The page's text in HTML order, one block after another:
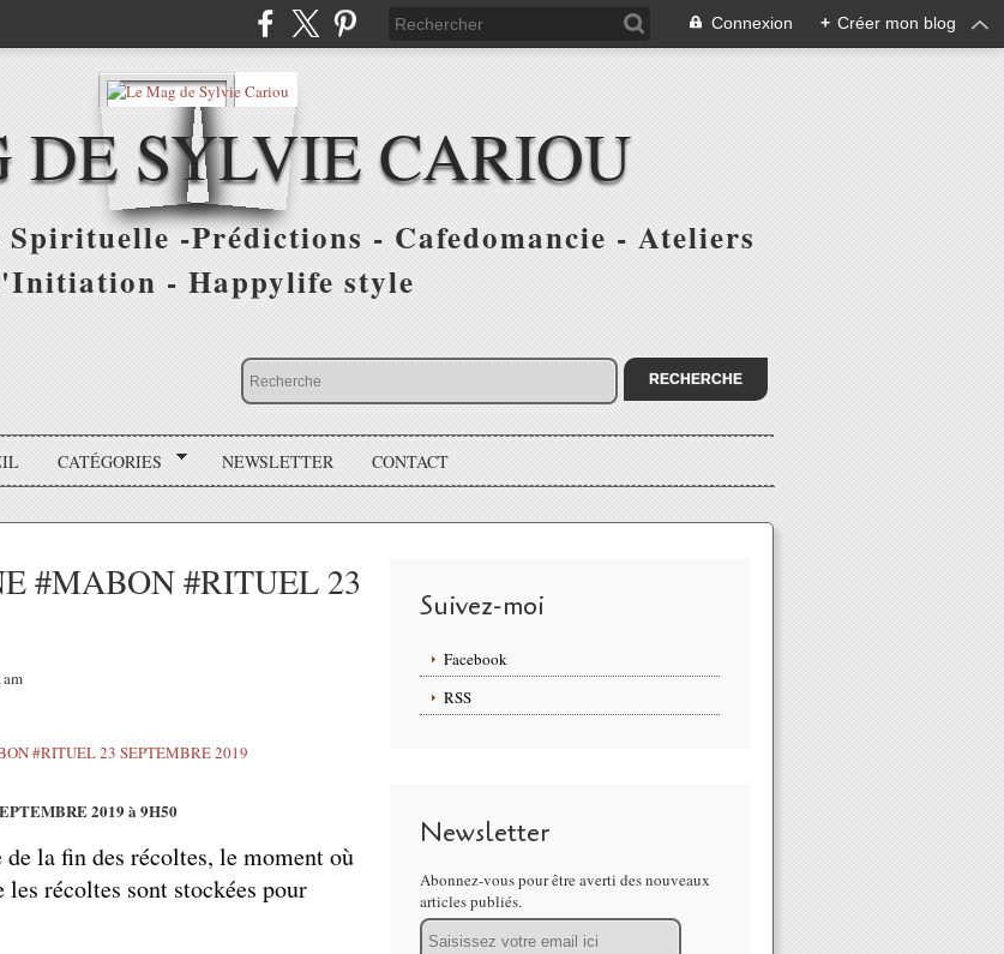
Connexion + Créer mon blog
DE SYLVIE CARIOU
-Prédictions - Cafedomancie - Ateliers
- Happylife style
CATÉGORIES NEWSLETTER CONTACT
#MABON #RITUEL 23
2019 à 9H50
la fin des récoltes, le moment où
récoltes sont stockées pour
Suivez-moi
Facebook
RSS
Newsletter
Abonnez-vous pour être averti des nouveaux
articles publiés.
Email